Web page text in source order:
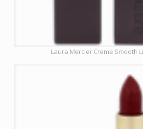
Laura Mercier Creme Smooth